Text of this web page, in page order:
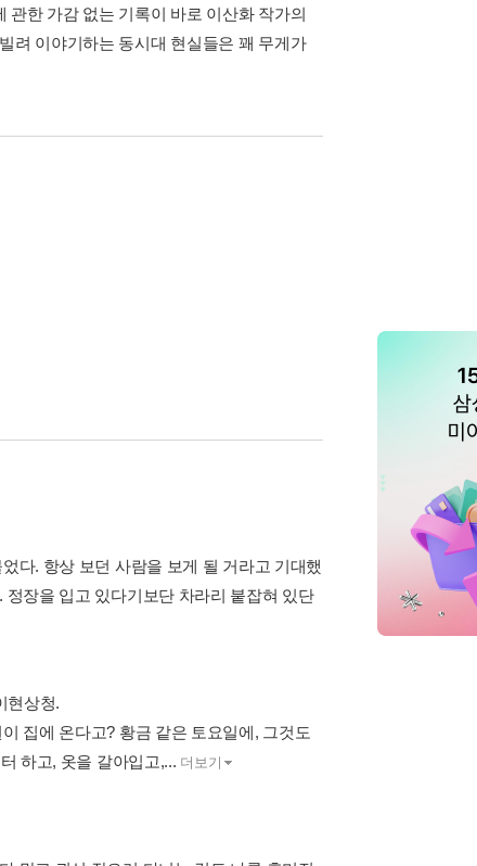
한 가감 없는 기록이 바로 이산화 작가의
려 이야기하는 동시대 현실들은 꽤 무게가
다. 항상 보던 사람을 보게 될 거라고 기대했
장을 입고 있다기보단 차라리 붙잡혀 있단
현상청.
집에 온다고? 황금 같은 토요일에, 그것도
하고, 옷을 갈아입고,... 더보기